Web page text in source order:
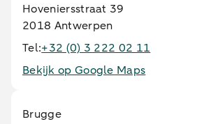
Hoveniersstraat 39
2018 Antwerpen
Tel:+32 (0) 3 222 02 11
Bekijk op Google Maps
Brugge